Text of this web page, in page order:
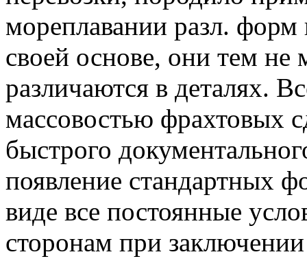
мореплавании разл.
своей основе, они тем не
различаются в деталях.
массовостью фрахтовых
быстрого
появление стандартных
виде все постоянные
сторонам при